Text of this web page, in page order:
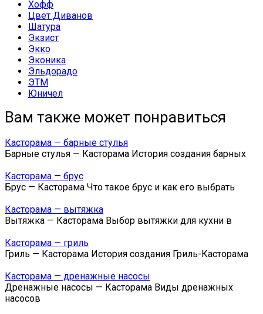
Хофф
Цвет Диванов
Шатура
Экзист
Экко
Эконика
Эльдорадо
ЭТМ
Юничел
Вам также может понравиться
Касторама — барные стулья
Барные стулья — Касторама История создания барных
Касторама — брус
Брус — Касторама Что такое брус и как его выбрать
Касторама — вытяжка
Вытяжка — Касторама Выбор вытяжки для кухни в
Касторама — гриль
Гриль — Касторама История создания Гриль-Касторама
Касторама — дренажные насосы
Дренажные насосы — Касторама Виды дренажных
насосов